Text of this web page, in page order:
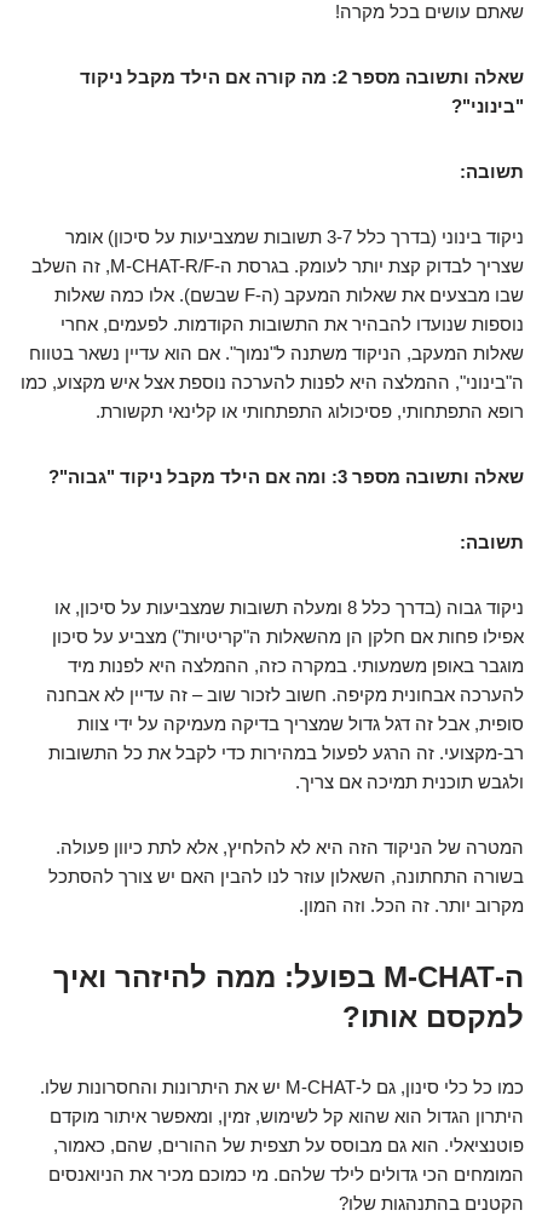
שאתם עושים בכל מקרה!
שאלה ותשובה מספר 2: מה קורה אם הילד מקבל ניקוד
"בינוני"?
תשובה:
ניקוד בינוני (בדרך כלל 3-7 תשובות שמצביעות על סיכון) אומר
שצריך לבדוק קצת יותר לעומק. בגרסת ה-M-CHAT-R/F, זה השלב
שבו מבצעים את שאלות המעקב (ה-F שבשם). אלו כמה שאלות
נוספות שנועדו להבהיר את התשובות הקודמות. לפעמים, אחרי
שאלות המעקב, הניקוד משתנה ל"נמוך". אם הוא עדיין נשאר בטווח
ה"בינוני", ההמלצה היא לפנות להערכה נוספת אצל איש מקצוע, כמו
רופא התפתחותי, פסיכולוג התפתחותי או קלינאי תקשורת.
שאלה ותשובה מספר 3: ומה אם הילד מקבל ניקוד "גבוה"?
תשובה:
ניקוד גבוה (בדרך כלל 8 ומעלה תשובות שמצביעות על סיכון, או
אפילו פחות אם חלקן הן מהשאלות ה"קריטיות") מצביע על סיכון
מוגבר באופן משמעותי. במקרה כזה, ההמלצה היא לפנות מיד
להערכה אבחונית מקיפה. חשוב לזכור שוב – זה עדיין לא אבחנה
סופית, אבל זה דגל גדול שמצריך בדיקה מעמיקה על ידי צוות
רב-מקצועי. זה הרגע לפעול במהירות כדי לקבל את כל התשובות
ולגבש תוכנית תמיכה אם צריך.
המטרה של הניקוד הזה היא לא להלחיץ, אלא לתת כיוון פעולה.
בשורה התחתונה, השאלון עוזר לנו להבין האם יש צורך להסתכל
מקרוב יותר. זה הכל. וזה המון.
ה-M-CHAT בפועל: ממה להיזהר ואיך
למקסם אותו?
כמו כל כלי סינון, גם ל-M-CHAT יש את היתרונות והחסרונות שלו.
היתרון הגדול הוא שהוא קל לשימוש, זמין, ומאפשר איתור מוקדם
פוטנציאלי. הוא גם מבוסס על תצפית של ההורים, שהם, כאמור,
המומחים הכי גדולים לילד שלהם. מי כמוכם מכיר את הניואנסים
הקטנים בהתנהגות שלו?